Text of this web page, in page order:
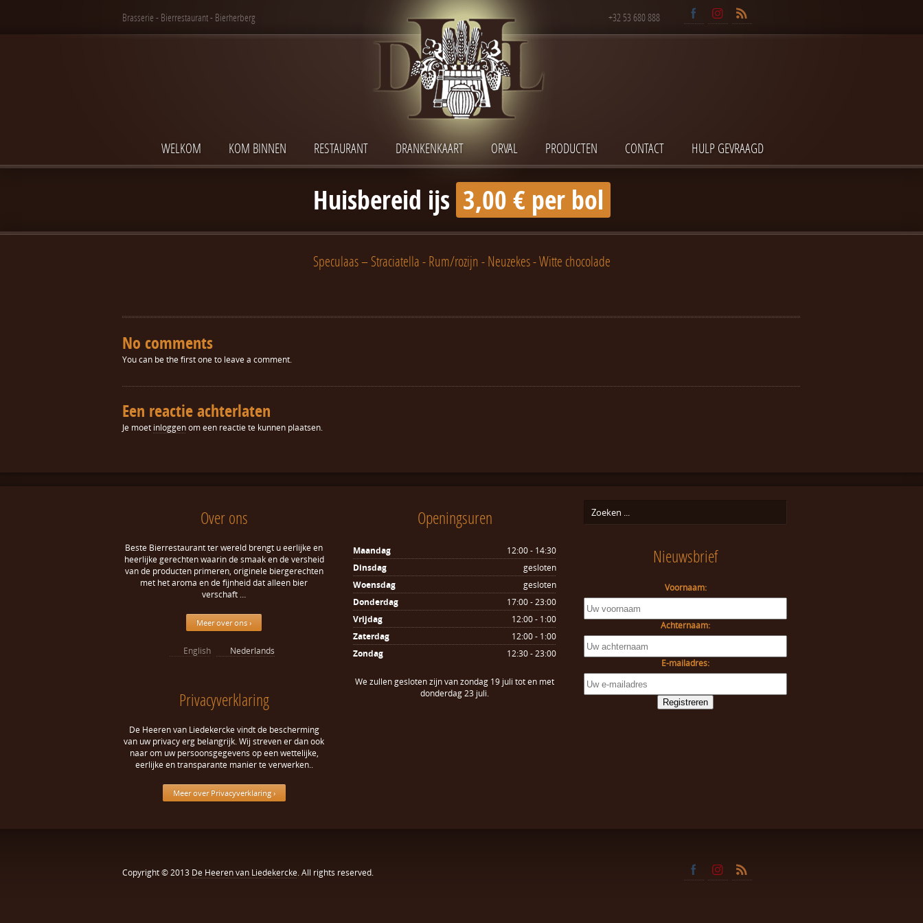
Brasserie - Bierrestaurant - Bierherberg +32 53 680 888
WELKOM KOM BINNEN RESTAURANT DRANKENKAART ORVAL PRODUCTEN CONTACT HULP GEVRAAGD
Huisbereid ijs 3,00 € per bol
Speculaas – Straciatella - Rum/rozijn - Neuzekes - Witte chocolade
No comments
You can be the first one to leave a comment.
Een reactie achterlaten
Je moet inloggenom een reactie te kunnen plaatsen.
Over ons
Beste Bierrestaurant ter wereld brengt u eerlijke en
heerlijke gerechten waarin de smaak en de versheid
van de producten primeren, originele biergerechten
met het aroma en de fijnheid dat alleen bier
verschaft …
Meer over ons ›
English Nederlands
Privacyverklaring
De Heeren van Liedekercke vindt de bescherming
van uw privacy erg belangrijk. Wij streven er dan ook
naar om uw persoonsgegevens op een wettelijke,
eerlijke en transparante manier te verwerken..
Meer over Privacyverklaring ›
Openingsuren
Maandag
12:00 - 14:30
Dinsdag
gesloten
Woensdag
gesloten
Donderdag
17:00 - 23:00
Vrijdag
12:00 - 1:00
Zaterdag
12:00 - 1:00
Zondag
12:30 - 23:00
We zullen gesloten zijn van zondag 19 juli tot en met
donderdag 23 juli.
Nieuwsbrief
Voornaam:
Achternaam:
E-mailadres:
Copyright © 2013 De Heeren van Liedekercke. All rights reserved.